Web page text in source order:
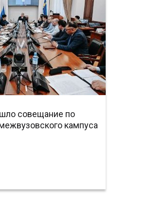
совещание по
кампуса